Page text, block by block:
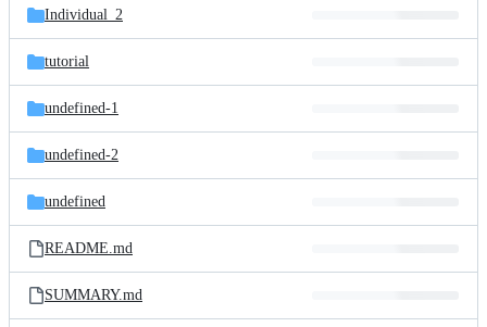
Individual_2
tutorial
undefined-1
undefined-2
undefined
README.md
SUMMARY.md